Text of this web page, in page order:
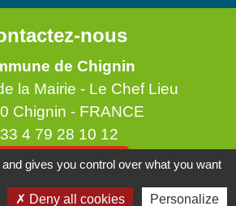
nous
de Chignin
la Mairie - Le Chef Lieu
Chignin - FRANCE
4 79 28 10 12
par formulaire
gives you control over what you want
Deny all cookies Personalize